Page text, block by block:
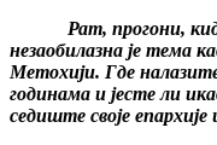
Рат, прогони,
незаобилазна је тема
Метохији. Где
годинама и јесте ли
седиште своје